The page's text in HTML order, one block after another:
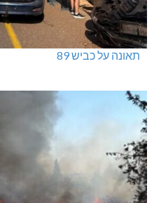
תאונה על כביש 89